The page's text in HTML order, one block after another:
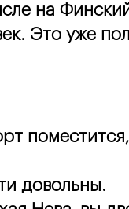
на
Это уже
поместится,
довольны.